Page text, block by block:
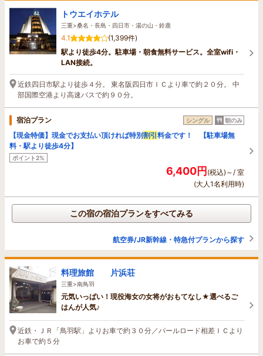
トウエイホテル
三重>桑名・長島・四日市・湯の山・鈴鹿
4.1
(1,399件)
駅より徒歩4分。駐車場・朝食無料サービス。全室wifi・
LAN接続。
近鉄四日市駅より徒歩４分。 東名阪四日市ＩＣより車で約２０分。 中
部国際空港より高速バスで約９０分。
宿泊プラン シングル 朝のみ
【現金特価】現金でお支払い頂ければ特別割引料金です！ 【駐車場無
料・駅より徒歩4分】
ポイント2%
6,400円(税込)～/ 室
(大人1名利用時)
この宿の宿泊プランをすべてみる
航空券/JR新幹線・特急付プランから探す
料理旅館 片浜荘
三重>南鳥羽
元気いっぱい！現役海女の女将がおもてなし★選べるご
はんが人気♪
近鉄・ＪＲ「鳥羽駅」よりお車で約３０分／パールロード相差ＩＣより
お車で約５分